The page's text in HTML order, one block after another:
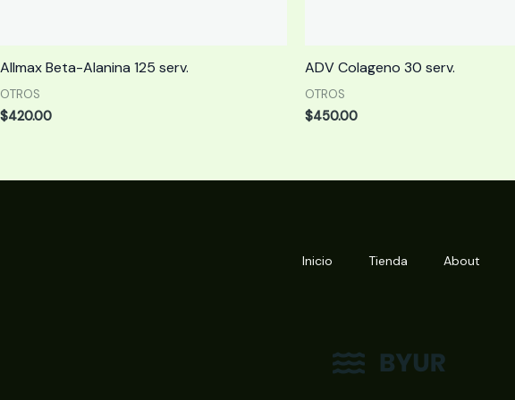
Allmax Beta-Alanina 125 serv.
OTROS
$420.00
ADV Colageno 30 serv.
OTROS
$450.00
Inicio Tienda About